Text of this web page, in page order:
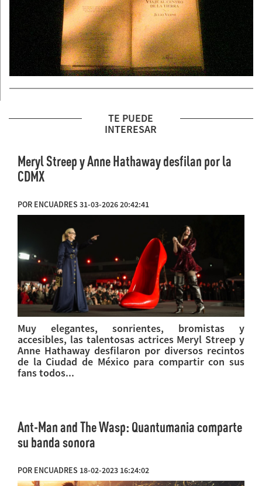
TE PUEDE
INTERESAR
Meryl Streep y Anne Hathaway desfilan por la
CDMX
POR ENCUADRES 31-03-2026 20:42:41
Muy elegantes, sonrientes, bromistas y
accesibles, las talentosas actrices Meryl Streep y
Anne Hathaway desfilaron por diversos recintos
de la Ciudad de México para compartir con sus
fans todos...
Ant-Man and The Wasp: Quantumania comparte
su banda sonora
POR ENCUADRES 18-02-2023 16:24:02